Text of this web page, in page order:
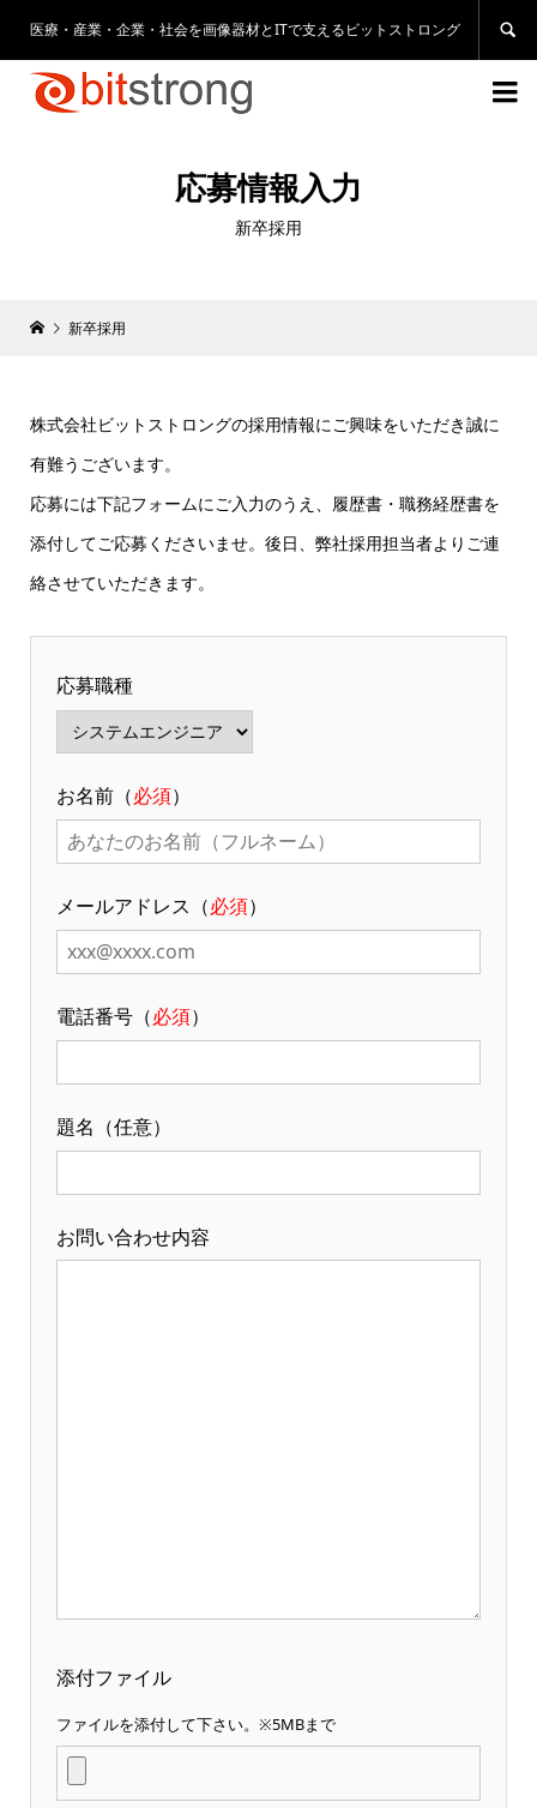
医療・産業・企業・社会を画像器材とITで支えるビットストロング 

応募情報入力
新卒採用
新卒採用
株式会社ビットストロングの採用情報にご興味をいただき誠に
有難うございます。
応募には下記フォームにご入力のうえ、履歴書・職務経歴書を
添付してご応募くださいませ。後日、弊社採用担当者よりご連
絡させていただきます。
応募職種
お名前（必須）
メールアドレス（必須）
電話番号（必須）
題名（任意）
お問い合わせ内容
添付ファイル
ファイルを添付して下さい。※5MBまで